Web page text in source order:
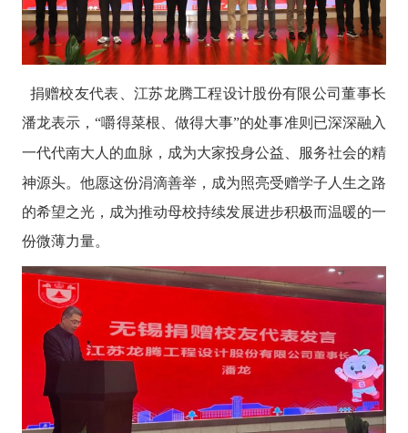
捐赠校友代表、江苏龙腾工程设计股份有限公司董事长
潘龙表示，“嚼得菜根、做得大事”的处事准则已深深融入
一代代南大人的血脉，成为大家投身公益、服务社会的精
神源头。 他愿这份涓滴善举，成为照亮受赠学子人生之路
的希望之光，成为推动母校持续发展进步积极而温暖的一
份微薄力量。